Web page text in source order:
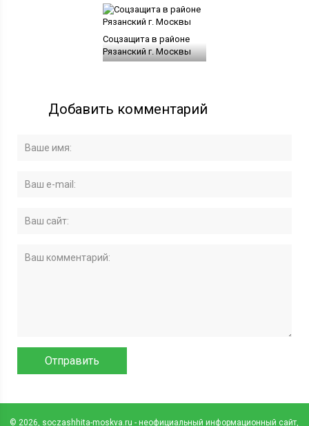
Соцзащита в районе
Рязанский г. Москвы
Добавить комментарий
© 2026, soczashhita-moskva.ru - неофициальный информационный сайт,